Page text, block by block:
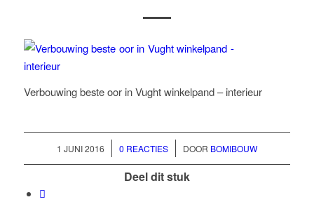
Verbouwing beste oor in Vught winkelpand – interieur
1 JUNI 2016
/ 0 REACTIES
/ DOOR BOMIBOUW
Deel dit stuk